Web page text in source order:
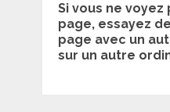
Si vous ne
page, essayez
page avec un
sur un autre